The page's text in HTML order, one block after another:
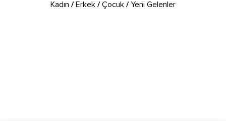
Kadın /Erkek /Çocuk /Yeni Gelenler